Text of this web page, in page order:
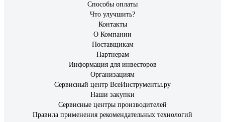
Способы оплаты
Что улучшить?
Контакты
О Компании
Поставщикам
Партнерам
Информация для инвесторов
Организациям
Сервисный центр ВсеИнструменты.ру
Наши закупки
Сервисные центры производителей
Правила применения рекомендательных технологий